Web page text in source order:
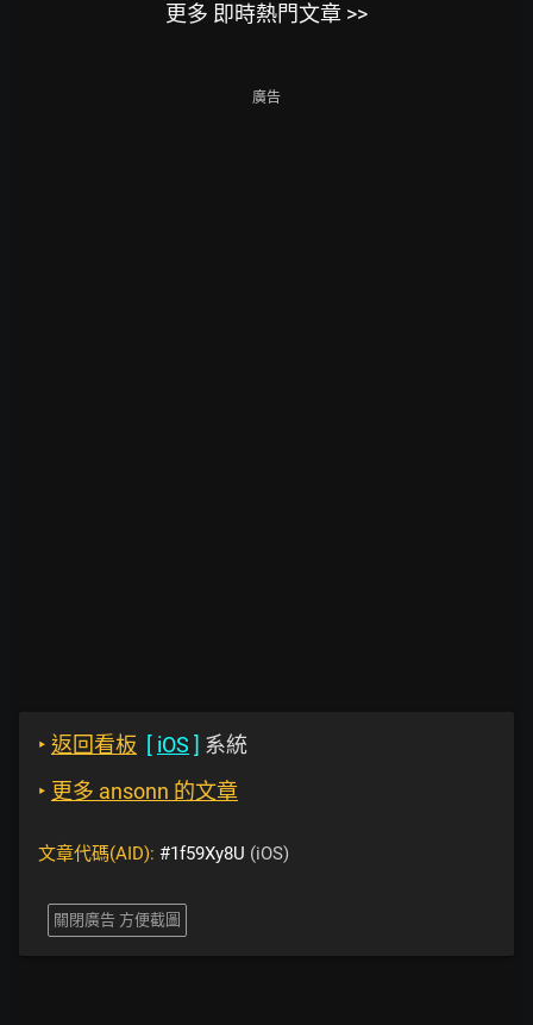
更多 即時熱門文章 >>
廣告
‣ 返回看板 [ iOS ] 系統
‣ 更多 ansonn 的文章
文章代碼(AID): #1f59Xy8U (iOS)
關閉廣告 方便截圖